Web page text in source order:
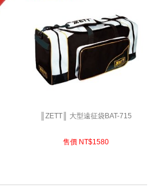
║ZETT║ 大型遠征袋BAT-715
售價 NT$1580